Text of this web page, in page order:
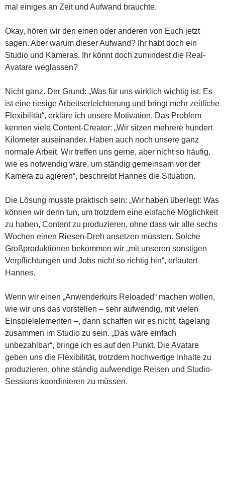
mal einiges an Zeit und Aufwand brauchte.
Okay, hören wir den einen oder anderen von Euch jetzt
sagen. Aber warum dieser Aufwand? Ihr habt doch ein
Studio und Kameras. Ihr könnt doch zumindest die Real-
Avatare weglassen?
Nicht ganz. Der Grund: „Was für uns wirklich wichtig ist: Es
ist eine riesige Arbeitserleichterung und bringt mehr zeitliche
Flexibilität“, erkläre ich unsere Motivation. Das Problem
kennen viele Content-Creator: „Wir sitzen mehrere hundert
Kilometer auseinander. Haben auch noch unsere ganz
normale Arbeit. Wir treffen uns gerne, aber nicht so häufig,
wie es notwendig wäre, um ständig gemeinsam vor der
Kamera zu agieren“, beschreibt Hannes die Situation.
Die Lösung musste praktisch sein: „Wir haben überlegt: Was
können wir denn tun, um trotzdem eine einfache Möglichkeit
zu haben, Content zu produzieren, ohne dass wir alle sechs
Wochen einen Riesen-Dreh ansetzen müssten. Solche
Großproduktionen bekommen wir „mit unseren sonstigen
Verpflichtungen und Jobs nicht so richtig hin“, erläutert
Hannes.
Wenn wir einen „Anwenderkurs Reloaded“ machen wollen,
wie wir uns das vorstellen – sehr aufwendig, mit vielen
Einspielelementen –, dann schaffen wir es nicht, tagelang
zusammen im Studio zu sein. „Das wäre einfach
unbezahlbar“, bringe ich es auf den Punkt. Die Avatare
geben uns die Flexibilität, trotzdem hochwertige Inhalte zu
produzieren, ohne ständig aufwendige Reisen und Studio-
Sessions koordinieren zu müssen.